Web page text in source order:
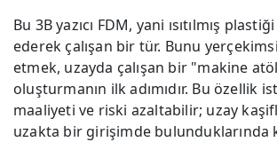
Bu 3B yazıcı FDM, yani ısıtılmış
ederek çalışan bir tür. Bunu
etmek, uzayda çalışan bir "makine
oluşturmanın ilk adımıdır. Bu özellik
maaliyeti ve riski azaltabilir; uzay
uzakta bir girişimde bulunduklarında